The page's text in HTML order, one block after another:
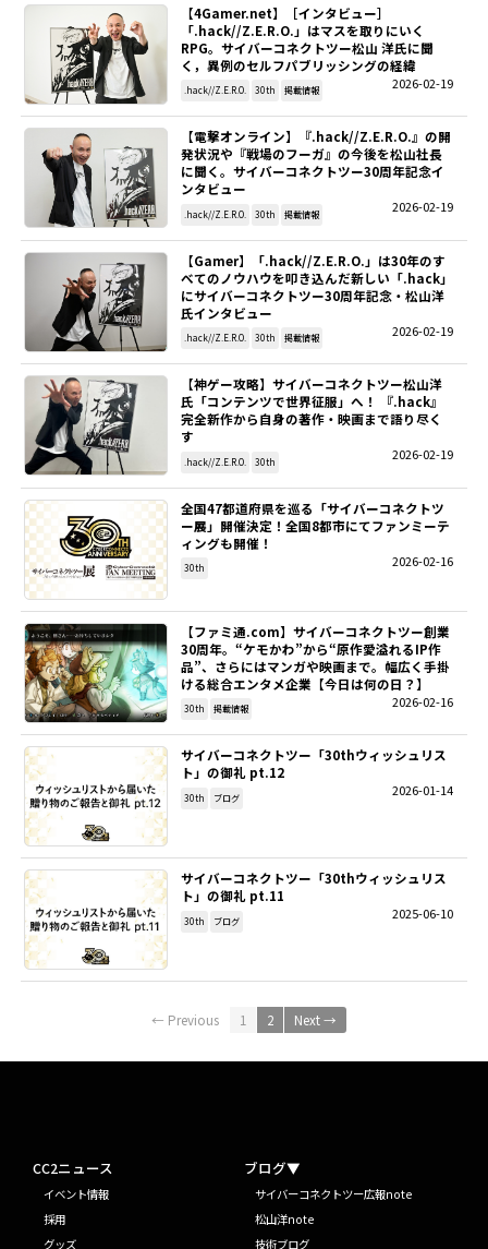
【4Gamer.net】［インタビュー］
「.hack//Z.E.R.O.」はマスを取りにいく
RPG。サイバーコネクトツー松山 洋氏に聞
く，異例のセルフパブリッシングの経緯
2026-02-19
.hack//Z.E.R.O. 30th 掲載情報
【電撃オンライン】『.hack//Z.E.R.O.』の開
発状況や『戦場のフーガ』の今後を松山社長
に聞く。サイバーコネクトツー30周年記念イ
ンタビュー
2026-02-19
.hack//Z.E.R.O. 30th 掲載情報
【Gamer】「.hack//Z.E.R.O.」は30年のす
べてのノウハウを叩き込んだ新しい「.hack」
に――サイバーコネクトツー30周年記念・松山洋
氏インタビュー
2026-02-19
.hack//Z.E.R.O. 30th 掲載情報
【神ゲー攻略】サイバーコネクトツー松山洋
氏「コンテンツで世界征服」へ！ 『.hack』
完全新作から自身の著作・映画まで語り尽く
す
2026-02-19
.hack//Z.E.R.O. 30th
全国47都道府県を巡る「サイバーコネクトツ
ー展」開催決定！全国8都市にてファンミーテ
ィングも開催！
2026-02-16
30th
【ファミ通.com】サイバーコネクトツー創業
30周年。“ケモかわ”から“原作愛溢れるIP作
品”、さらにはマンガや映画まで。幅広く手掛
ける総合エンタメ企業【今日は何の日？】
2026-02-16
30th 掲載情報
サイバーコネクトツー「30thウィッシュリス
ト」の御礼 pt.12
2026-01-14
30th ブログ
サイバーコネクトツー「30thウィッシュリス
ト」の御礼 pt.11
2025-06-10
30th ブログ
← Previous 1 2 Next →
CC2ニュース
イベント情報
採用
グッズ
ブログ▼
サイバーコネクトツー広報note
松山洋note
技術ブログ